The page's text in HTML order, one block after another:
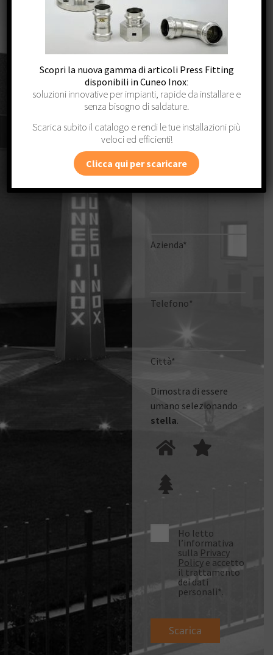
Nome*
Cognome*
Email*
Azienda*
Telefono*
Città*
Dimostra di essere
umano selezionando
stella.
Ho letto
l’informativa
sulla Privacy
Policye accetto
il trattamento
dei dati
personali*.
Scopri la nuova gamma di articoli Press Fitting
disponibili in Cuneo Inox:
soluzioni innovative per impianti, rapide da installare e
senza bisogno di saldature.
Scarica subito il catalogo e rendi le tue installazioni più
veloci ed efficienti!
Clicca qui per scaricare